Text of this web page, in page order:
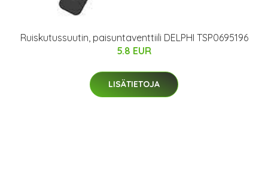
Ruiskutussuutin, paisuntaventtiili DELPHI TSP0695196
5.8 EUR
LISÄTIETOJA